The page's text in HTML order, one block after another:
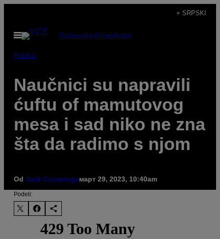
садржај
+ SRPSKI
Otvori
Meni
SubscribeNewsletter
Politika
Naučnici su napravili
ćuftu of mamutovog
mesa i sad niko ne zna
šta da radimo s njom
Od Jack Cummingsмарт 29, 2023, 10:40am
Podeli: